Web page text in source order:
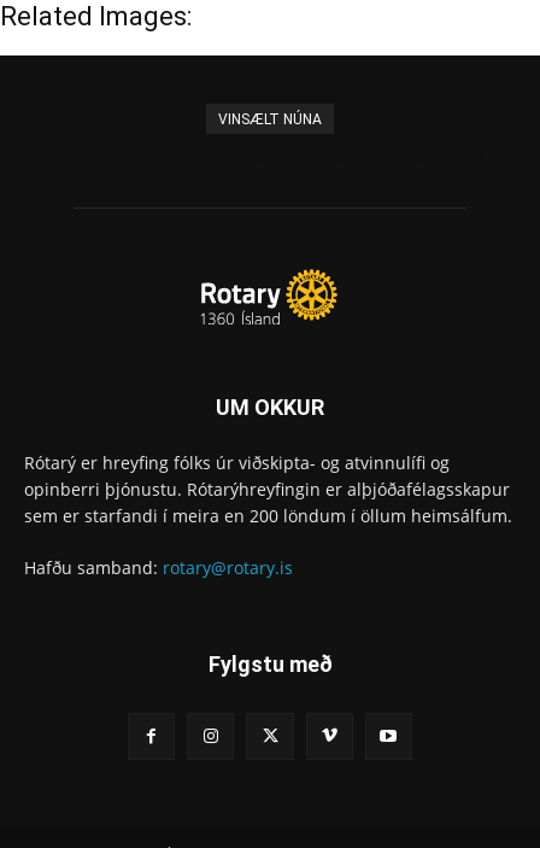
Related Images:
VINSÆLT NÚNA
UM OKKUR
Rótarý er hreyfing fólks úr viðskipta- og atvinnulífi og
opinberri þjónustu. Rótarýhreyfingin er alþjóðafélagsskapur
sem er starfandi í meira en 200 löndum í öllum heimsálfum.
Hafðu samband: rotary@rotary.is
Fylgstu með